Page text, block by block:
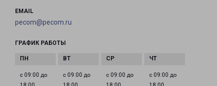
EMAIL
pecom@pecom.ru
ГРАФИК РАБОТЫ
с 09:00 до
с 09:00 до
с 09:00 до
с 09:00 до